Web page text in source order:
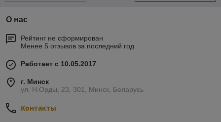
О нас
Рейтинг не сформирован
Менее 5 отзывов за последний год
Работает с 10.05.2017
г. Минск
ул. Н.Орды, 23, 301, Минск, Беларусь
Контакты